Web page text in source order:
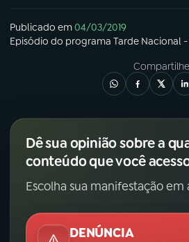
Publicado em04/03/2019
Episódio do programa Tarde Nacional
Compartilhe
Dê sua opinião sobre a
conteúdo que você
Escolha sua manifestação
DENÚNCIA